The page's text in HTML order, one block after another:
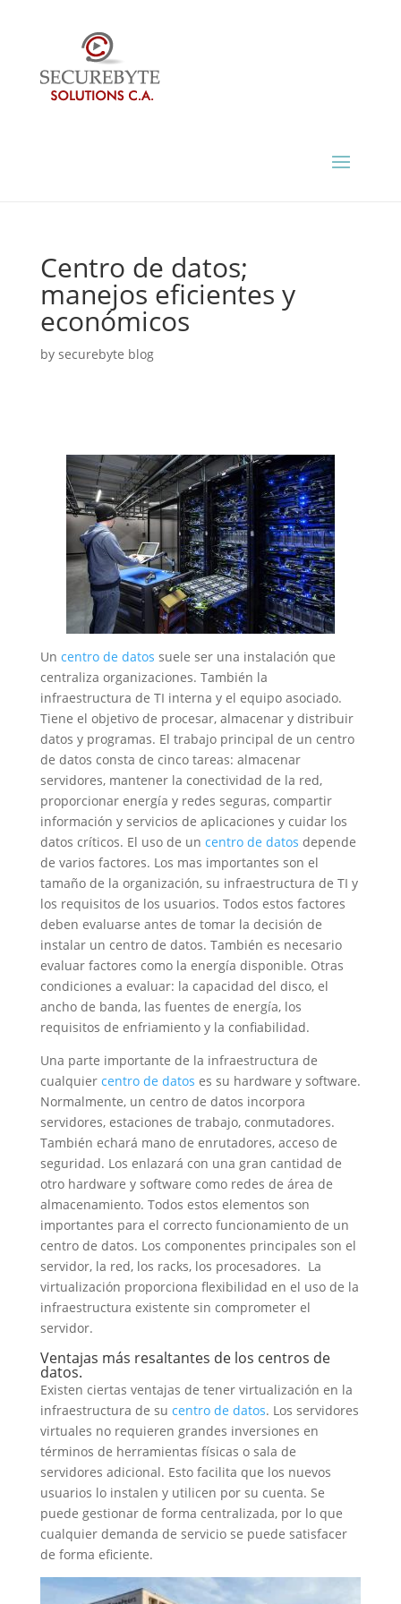
Centro de datos;
manejos eficientes y
económicos
by securebyte blog
Un centro de datos suele ser una instalación que
centraliza organizaciones. También la
infraestructura de TI interna y el equipo asociado.
Tiene el objetivo de procesar, almacenar y distribuir
datos y programas. El trabajo principal de un centro
de datos consta de cinco tareas: almacenar
servidores, mantener la conectividad de la red,
proporcionar energía y redes seguras, compartir
información y servicios de aplicaciones y cuidar los
datos críticos. El uso de un centro de datos depende
de varios factores. Los mas importantes son el
tamaño de la organización, su infraestructura de TI y
los requisitos de los usuarios. Todos estos factores
deben evaluarse antes de tomar la decisión de
instalar un centro de datos. También es necesario
evaluar factores como la energía disponible. Otras
condiciones a evaluar: la capacidad del disco, el
ancho de banda, las fuentes de energía, los
requisitos de enfriamiento y la confiabilidad.
Una parte importante de la infraestructura de
cualquiercentro de datos es su hardware y software.
Normalmente, un centro de datos incorpora
servidores, estaciones de trabajo, conmutadores.
También echará mano de enrutadores, acceso de
seguridad. Los enlazará con una gran cantidad de
otro hardware y software como redes de área de
almacenamiento. Todos estos elementos son
importantes para el correcto funcionamiento de un
centro de datos. Los componentes principales son el
servidor, la red, los racks, los procesadores. La
virtualización proporciona flexibilidad en el uso de la
infraestructura existente sin comprometer el
servidor.
Ventajas más resaltantes de los centros de
datos.
Existen ciertas ventajas de tener virtualización en la
infraestructura de su centro de datos. Los servidores
virtuales no requieren grandes inversiones en
términos de herramientas físicas o sala de
servidores adicional. Esto facilita que los nuevos
usuarios lo instalen y utilicen por su cuenta. Se
puede gestionar de forma centralizada, por lo que
cualquier demanda de servicio se puede satisfacer
de forma eficiente.